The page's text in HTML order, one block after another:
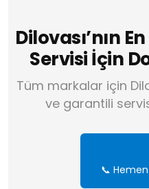
Dilovası’nın
Servisi İçin
Tüm markalar için
ve garantili
📞